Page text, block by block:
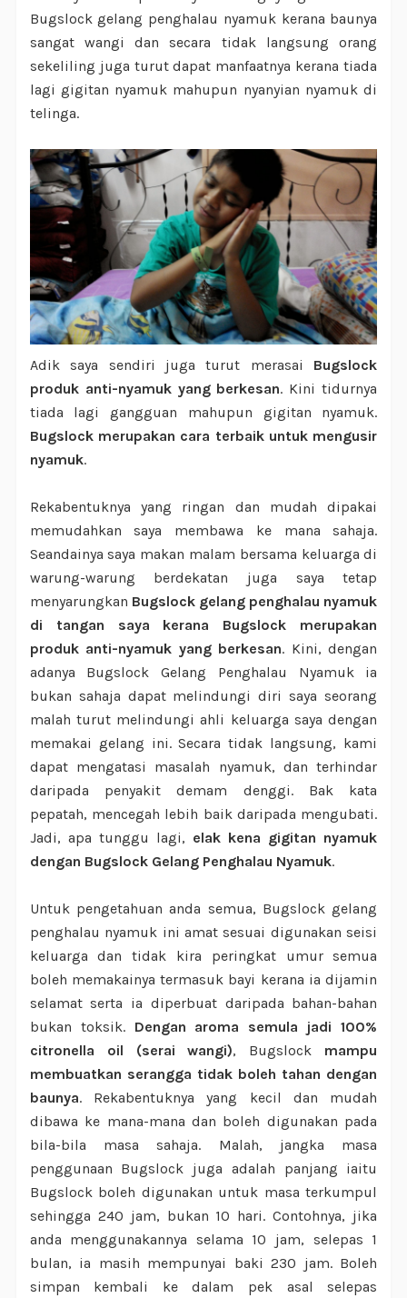
Bugslock gelang penghalau nyamuk kerana baunya
sangat wangi dan secara tidak langsung orang
sekeliling juga turut dapat manfaatnya kerana tiada
lagi gigitan nyamuk mahupun nyanyian nyamuk di
telinga.
Adik saya sendiri juga turut merasai Bugslock
produk anti-nyamuk yang berkesan. Kini tidurnya
tiada lagi gangguan mahupun gigitan nyamuk.
Bugslock merupakan cara terbaik untuk mengusir
nyamuk.
Rekabentuknya yang ringan dan mudah dipakai
memudahkan saya membawa ke mana sahaja.
Seandainya saya makan malam bersama keluarga di
warung-warung berdekatan juga saya tetap
menyarungkan Bugslock gelang penghalau nyamuk
di tangan saya kerana Bugslock merupakan
produk anti-nyamuk yang berkesan. Kini, dengan
adanya Bugslock Gelang Penghalau Nyamuk ia
bukan sahaja dapat melindungi diri saya seorang
malah turut melindungi ahli keluarga saya dengan
memakai gelang ini. Secara tidak langsung, kami
dapat mengatasi masalah nyamuk, dan terhindar
daripada penyakit demam denggi. Bak kata
pepatah, mencegah lebih baik daripada mengubati.
Jadi, apa tunggu lagi, elak kena gigitan nyamuk
dengan Bugslock Gelang Penghalau Nyamuk.
Untuk pengetahuan anda semua, Bugslock gelang
penghalau nyamuk ini amat sesuai digunakan seisi
keluarga dan tidak kira peringkat umur semua
boleh memakainya termasuk bayi kerana ia dijamin
selamat serta ia diperbuat daripada bahan-bahan
bukan toksik. Dengan aroma semula jadi 100%
citronella oil (serai wangi), Bugslock mampu
membuatkan serangga tidak boleh tahan dengan
baunya. Rekabentuknya yang kecil dan mudah
dibawa ke mana-mana dan boleh digunakan pada
bila-bila masa sahaja. Malah, jangka masa
penggunaan Bugslock juga adalah panjang iaitu
Bugslock boleh digunakan untuk masa terkumpul
sehingga 240 jam, bukan 10 hari. Contohnya, jika
anda menggunakannya selama 10 jam, selepas 1
bulan, ia masih mempunyai baki 230 jam. Boleh
simpan kembali ke dalam pek asal selepas